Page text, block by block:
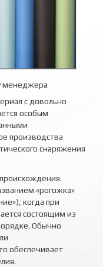
менеджера
с довольно
особым
производства
снаряжения
«рогожка»
когда при
состоящим из
Обычно
обеспечивает